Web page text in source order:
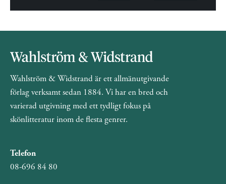
Wahlström & Widstrand är ett allmänutgivande
förlag verksamt sedan 1884. Vi har en bred och
varierad utgivning med ett tydligt fokus på
skönlitteratur inom de flesta genrer.
Telefon
08-696 84 80